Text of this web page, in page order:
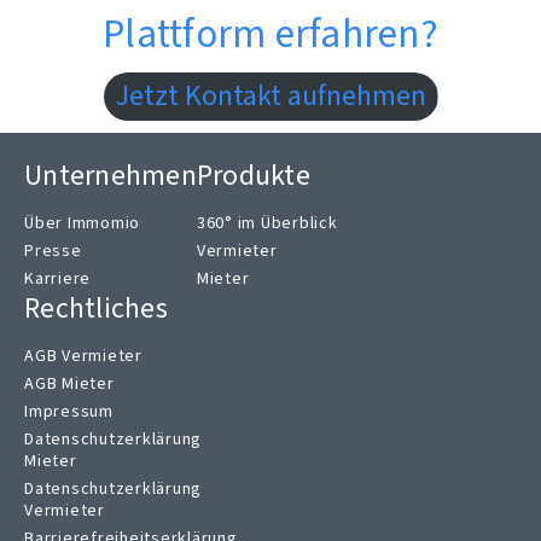
Plattform erfahren?
Jetzt Kontakt aufnehmen
Unternehmen
Über Immomio
Presse
Karriere
Produkte
360° im Überblick
Vermieter
Mieter
Rechtliches
AGB Vermieter
AGB Mieter
Impressum
Datenschutzerklärung
Mieter
Datenschutzerklärung
Vermieter